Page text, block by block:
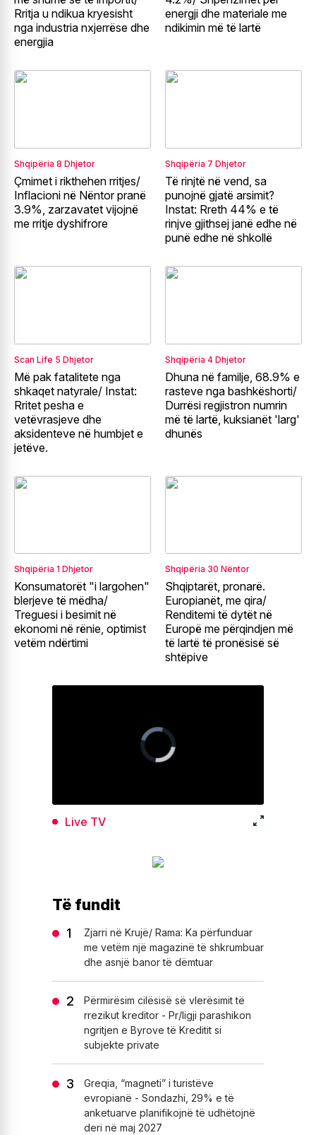
Rritja u ndikua kryesisht
nga industria nxjerrëse dhe
energjia
energji dhe materiale me
ndikimin më të lartë
Shqipëria 8 Dhjetor
Çmimet i rikthehen rritjes/
Inflacioni në Nëntor pranë
3.9%, zarzavatet vijojnë
me rritje dyshifrore
Shqipëria 7 Dhjetor
Të rinjtë në vend, sa
punojnë gjatë arsimit?
Instat: Rreth 44% e të
rinjve gjithsej janë edhe në
punë edhe në shkollë
Scan Life 5 Dhjetor
Më pak fatalitete nga
shkaqet natyrale/ Instat:
Rritet pesha e
vetëvrasjeve dhe
aksidenteve në humbjet e
jetëve.
Shqipëria 4 Dhjetor
Dhuna në familje, 68.9% e
rasteve nga bashkëshorti/
Durrësi regjistron numrin
më të lartë, kuksianët 'larg'
dhunës
Shqipëria 1 Dhjetor
Konsumatorët "i largohen"
blerjeve të mëdha/
Treguesi i besimit në
ekonomi në rënie, optimist
vetëm ndërtimi
Shqipëria 30 Nëntor
Shqiptarët, pronarë.
Europianët, me qira/
Renditemi të dytët në
Europë me përqindjen më
të lartë të pronësisë së
shtëpive
Live TV
Të fundit
Zjarri në Krujë/ Rama: Ka përfunduar
me vetëm një magazinë të shkrumbuar
dhe asnjë banor të dëmtuar
Përmirësim cilësisë së vlerësimit të
rrezikut kreditor - Pr/ligji parashikon
ngritjen e Byrove të Kreditit si
subjekte private
Greqia, “magneti” i turistëve
evropianë - Sondazhi, 29% e të
anketuarve planifikojnë të udhëtojnë
deri në maj 2027